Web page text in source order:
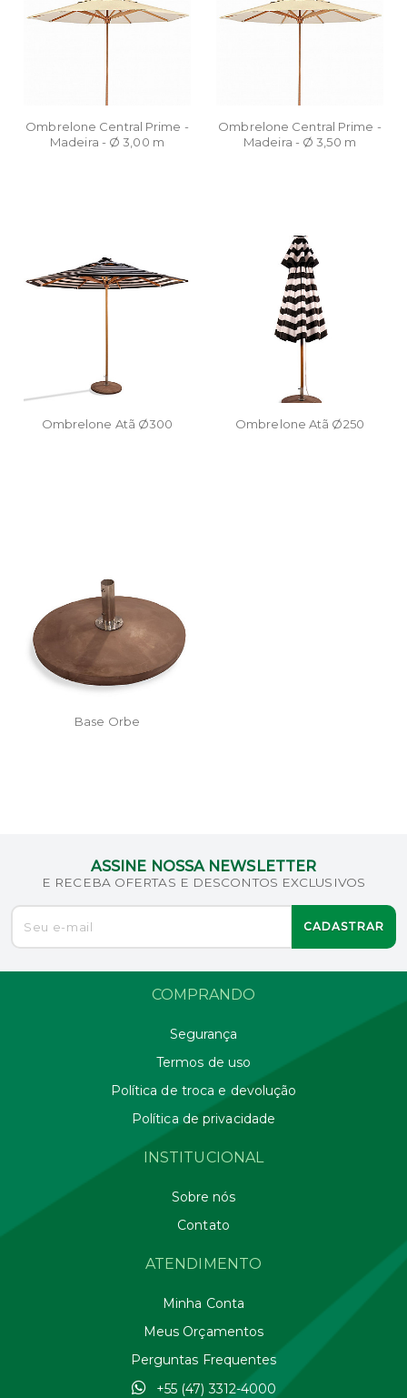
Ombrelone Central Prime -
Madeira - Ø 3,00 m
Ombrelone Central Prime -
Madeira - Ø 3,50 m
Ombrelone Atã Ø300 Ombrelone Atã Ø250
Base Orbe
ASSINE NOSSA NEWSLETTER
E RECEBA OFERTAS E DESCONTOS EXCLUSIVOS
CADASTRAR
COMPRANDO
Segurança
Termos de uso
Política de troca e devolução
Política de privacidade
INSTITUCIONAL
Sobre nós
Contato
ATENDIMENTO
Minha Conta
Meus Orçamentos
Perguntas Frequentes
+55 (47) 3312-4000